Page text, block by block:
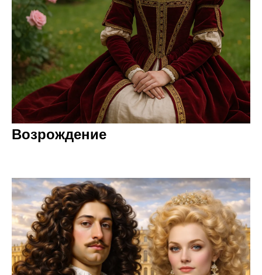
Возрождение